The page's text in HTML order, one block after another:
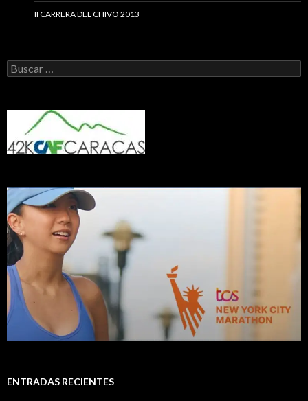
II CARRERA DEL CHIVO 2013
Buscar:
ENTRADAS RECIENTES